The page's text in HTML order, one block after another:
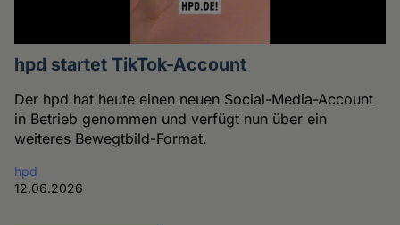
hpd startet TikTok-Account
Der hpd hat heute einen neuen Social-Media-Account
in Betrieb genommen und verfügt nun über ein
weiteres Bewegtbild-Format.
hpd
12.06.2026